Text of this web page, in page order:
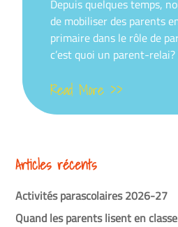
on
Depuis quelques temps,
de mobiliser des parents
primaire dans le rôle de
c’est quoi un parent-relai?
Read More >>
Articles récents
Activités parascolaires 2026-27
Quand les parents lisent en classe